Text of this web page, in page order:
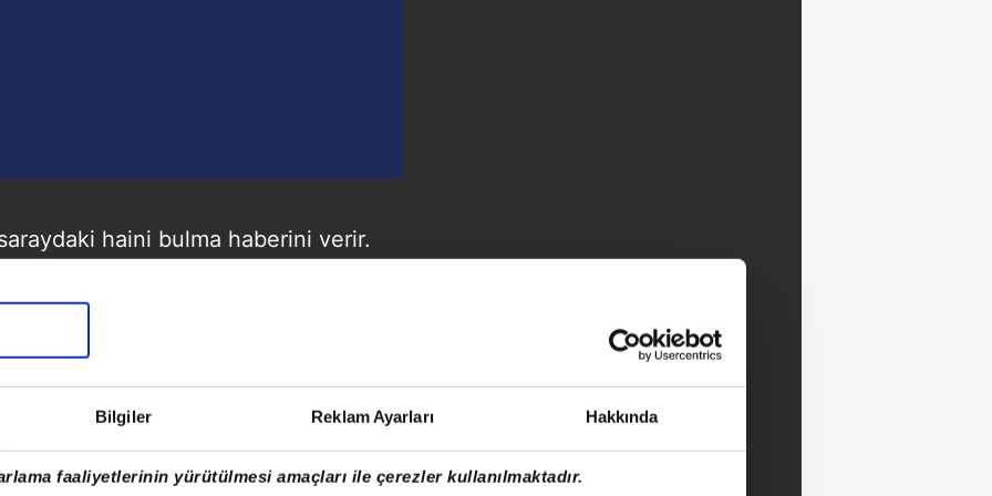
Bilgiler Reklam Ayarları Hakkında
faaliyetlerinin yürütülmesi amaçları ile çerezler kullanılmaktadır.
haini bulma haberini verir.
Bu meselenin arkasında
Holofira'nın hainliğinin arkasındaki
Kestel Kalesi'nde işkence
arkasındaki gücün Üstat Gera